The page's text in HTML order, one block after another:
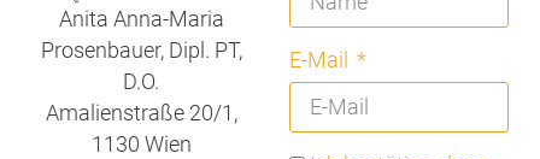
Anita Anna-Maria
Prosenbauer, Dipl. PT,
D.O.
Amalienstraße 20/1,
1130 Wien
E-Mail